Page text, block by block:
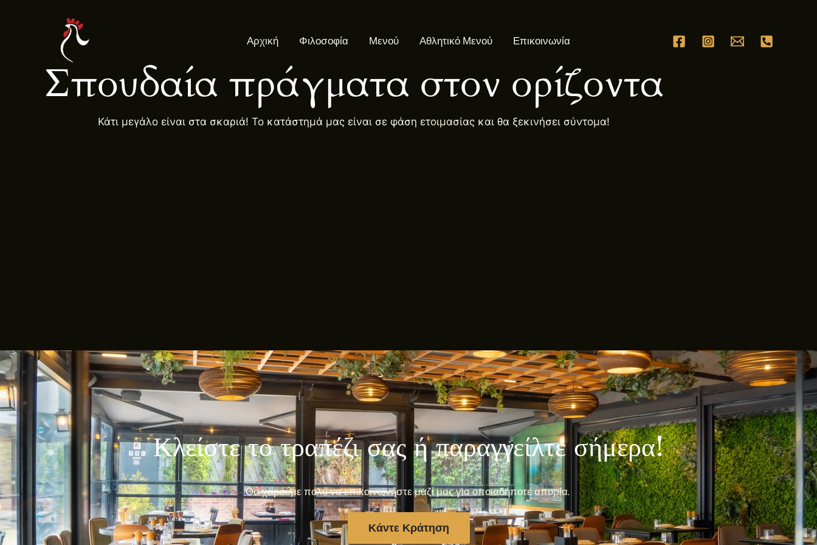
Αρχική Φιλοσοφία Μενού Αθλητικό Μενού Επικοινωνία
Σπουδαία πράγματα στον ορίζοντα
Κάτι μεγάλο είναι στα σκαριά! Το κατάστημά μας είναι σε φάση ετοιμασίας και θα ξεκινήσει σύντομα!
Κλείστε το τραπέζι σας ή παραγγείλτε σήμερα!
Θα χαρούμε πολύ να επικοινωνήστε μαζί μας για οποιαδήποτε απορία.
Κάντε Κράτηση